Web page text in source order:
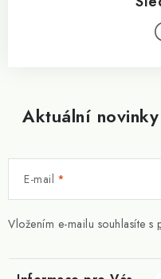
Aktuální
E-mail
Vložením e-mailu souhlasíte s